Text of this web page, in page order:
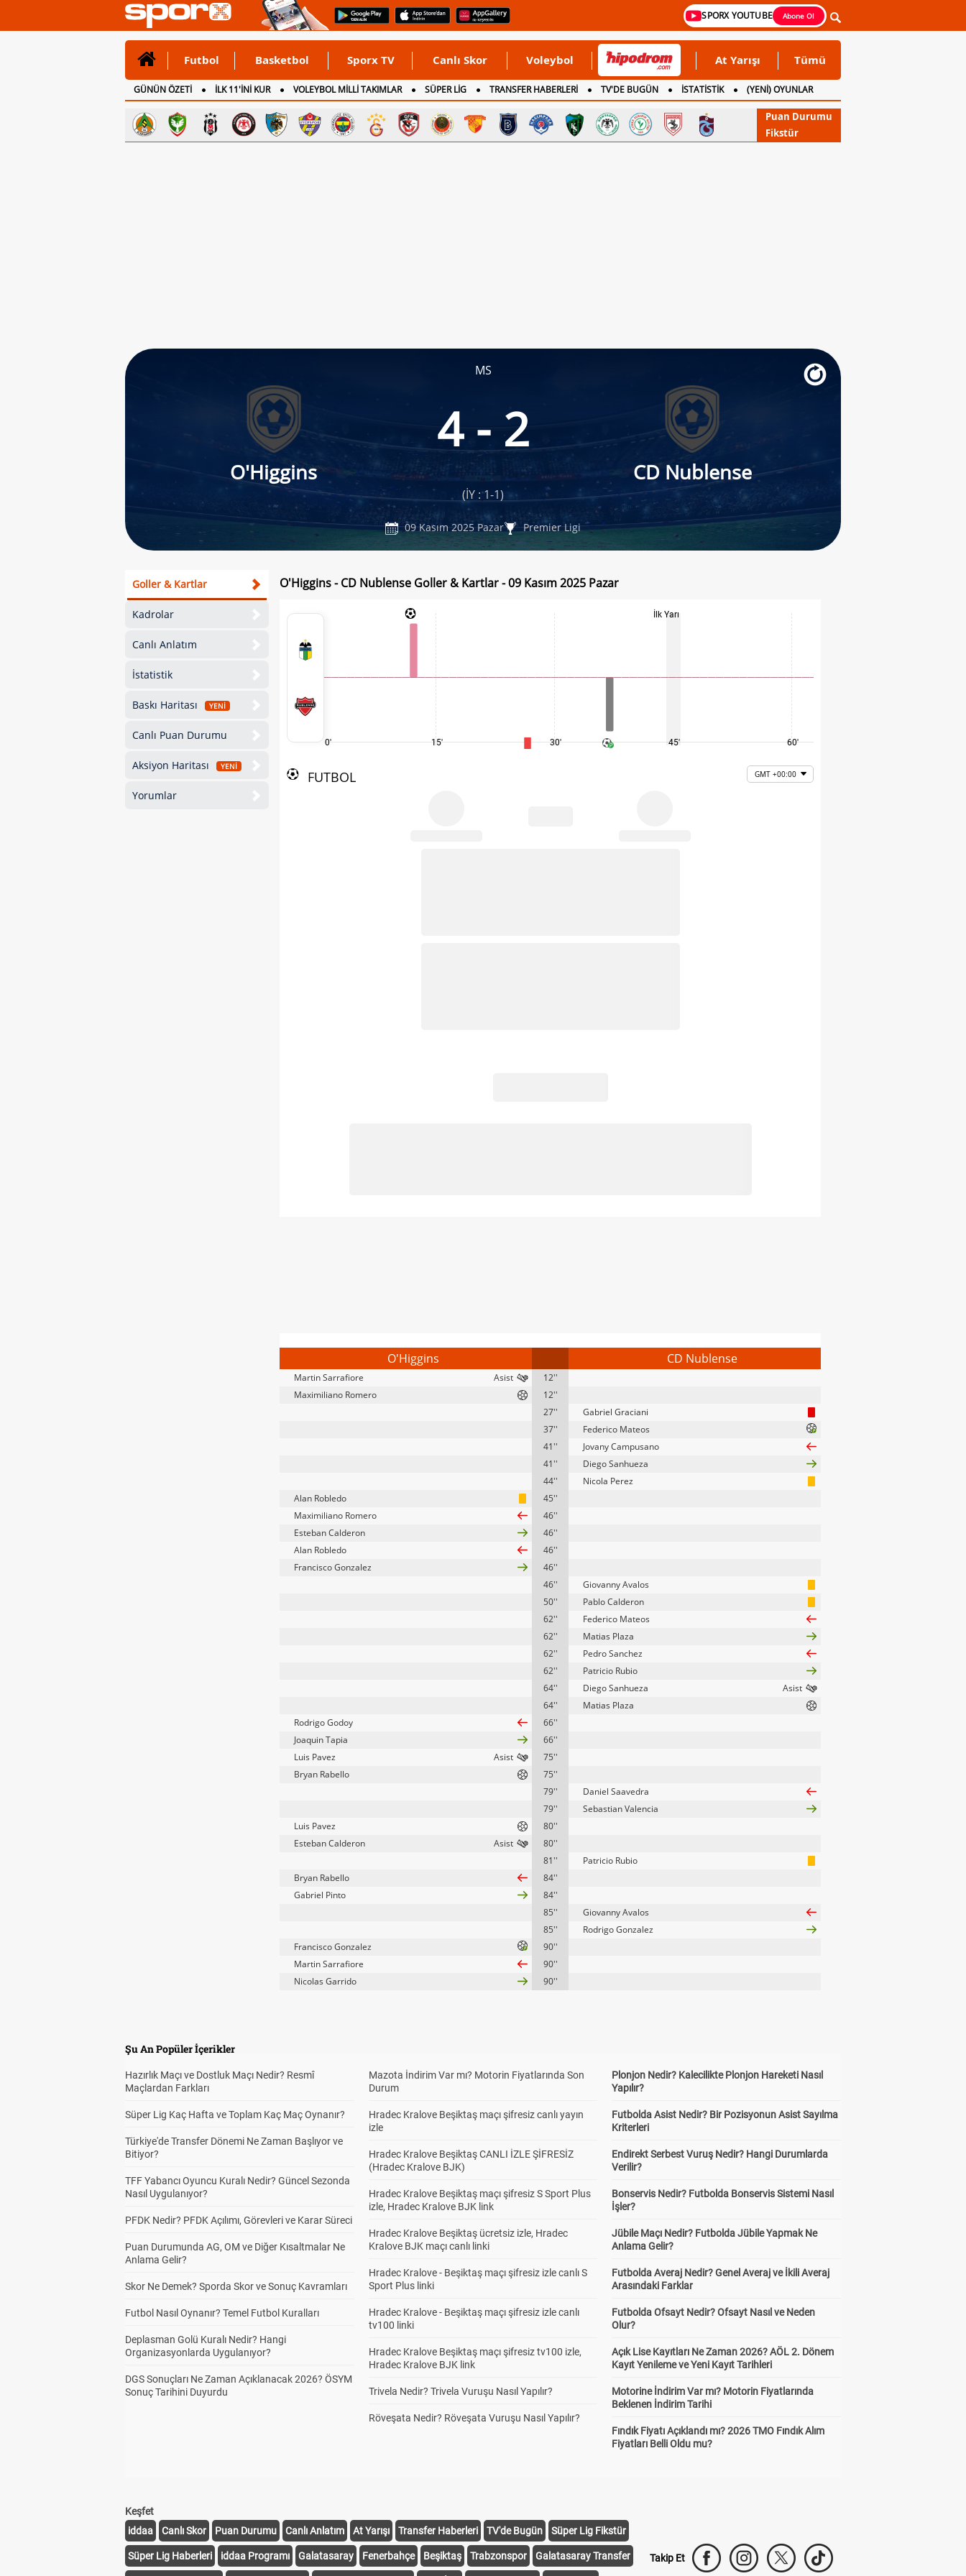
SPORX YOUTUBE Abone Ol
Futbol Basketbol Sporx TV Canlı Skor Voleybol At Yarışı Tümü
GÜNÜN ÖZETİ İLK 11'İNİ KUR VOLEYBOL MİLLİ TAKIMLAR SÜPER LİG TRANSFER HABERLERİ TV'DE BUGÜN İSTATİSTİK
(YENİ) OYUNLAR
CANLI ANLATIM
İNGİLTERE
Puan Durumu
Fikstür
MS
O'Higgins
4 - 2
CD Nublense
(İY : 1-1)
09 Kasım 2025 Pazar Premier Ligi
Goller & Kartlar
Kadrolar
Canlı Anlatım
İstatistik
Baskı Haritası YENİ
Canlı Puan Durumu
Aksiyon Haritası YENİ
Yorumlar
O'Higgins - CD Nublense Goller & Kartlar - 09 Kasım 2025 Pazar
0' 15' 30'
İlk Yarı
45' 60'
FUTBOL GMT +00:00
O'Higgins CD Nublense
Martin Sarrafiore
12''
Maximiliano Romero
12''
27''
Gabriel Graciani
37''
Federico Mateos
41''
Jovany Campusano
41''
Diego Sanhueza
44''
Nicola Perez
Alan Robledo
45''
Maximiliano Romero
46''
Esteban Calderon
46''
Alan Robledo
46''
Francisco Gonzalez
46''
46''
Giovanny Avalos
50''
Pablo Calderon
62''
Federico Mateos
62''
Matias Plaza
62''
Pedro Sanchez
62''
Patricio Rubio
64''
Diego Sanhueza
64''
Matias Plaza
Rodrigo Godoy
66''
Joaquin Tapia
66''
Luis Pavez
75''
Bryan Rabello
75''
79''
Daniel Saavedra
79''
Sebastian Valencia
Luis Pavez
80''
Esteban Calderon
80''
81''
Patricio Rubio
Bryan Rabello
84''
Gabriel Pinto
84''
85''
Giovanny Avalos
85''
Rodrigo Gonzalez
Francisco Gonzalez
90''
Martin Sarrafiore
90''
Nicolas Garrido
90''
Şu An Popüler İçerikler
Hazırlık Maçı ve Dostluk Maçı Nedir? Resmî
Maçlardan Farkları
Süper Lig Kaç Hafta ve Toplam Kaç Maç Oynanır?
Türkiye'de Transfer Dönemi Ne Zaman Başlıyor ve
Bitiyor?
TFF Yabancı Oyuncu Kuralı Nedir? Güncel Sezonda
Nasıl Uygulanıyor?
PFDK Nedir? PFDK Açılımı, Görevleri ve Karar Süreci
Puan Durumunda AG, OM ve Diğer Kısaltmalar Ne
Anlama Gelir?
Skor Ne Demek? Sporda Skor ve Sonuç Kavramları
Futbol Nasıl Oynanır? Temel Futbol Kuralları
Deplasman Golü Kuralı Nedir? Hangi
Organizasyonlarda Uygulanıyor?
DGS Sonuçları Ne Zaman Açıklanacak 2026? ÖSYM
Sonuç Tarihini Duyurdu
Mazota İndirim Var mı? Motorin Fiyatlarında Son
Durum
Hradec Kralove Beşiktaş maçı şifresiz canlı yayın
izle
Hradec Kralove Beşiktaş CANLI İZLE ŞİFRESİZ
(Hradec Kralove BJK)
Hradec Kralove Beşiktaş maçı şifresiz S Sport Plus
izle, Hradec Kralove BJK link
Hradec Kralove Beşiktaş ücretsiz izle, Hradec
Kralove BJK maçı canlı linki
Hradec Kralove - Beşiktaş maçı şifresiz izle canlı S
Sport Plus linki
Hradec Kralove - Beşiktaş maçı şifresiz izle canlı
tv100 linki
Hradec Kralove Beşiktaş maçı şifresiz tv100 izle,
Hradec Kralove BJK link
Trivela Nedir? Trivela Vuruşu Nasıl Yapılır?
Röveşata Nedir? Röveşata Vuruşu Nasıl Yapılır?
Plonjon Nedir? Kalecilikte Plonjon Hareketi Nasıl
Yapılır?
Futbolda Asist Nedir? Bir Pozisyonun Asist Sayılma
Kriterleri
Endirekt Serbest Vuruş Nedir? Hangi Durumlarda
Verilir?
Bonservis Nedir? Futbolda Bonservis Sistemi Nasıl
İşler?
Jübile Maçı Nedir? Futbolda Jübile Yapmak Ne
Anlama Gelir?
Futbolda Averaj Nedir? Genel Averaj ve İkili Averaj
Arasındaki Farklar
Futbolda Ofsayt Nedir? Ofsayt Nasıl ve Neden
Olur?
Açık Lise Kayıtları Ne Zaman 2026? AÖL 2. Dönem
Kayıt Yenileme ve Yeni Kayıt Tarihleri
Motorine İndirim Var mı? Motorin Fiyatlarında
Beklenen İndirim Tarihi
Fındık Fiyatı Açıklandı mı? 2026 TMO Fındık Alım
Fiyatları Belli Oldu mu?
Keşfet
iddaa
Canlı Skor Puan Durumu Canlı Anlatım At Yarışı Transfer Haberleri TV'de Bugün Süper Lig Fikstür
Süper Lig Haberleri iddaa Programı Galatasaray Fenerbahçe Beşiktaş Trabzonspor Galatasaray Transfer Takip Et